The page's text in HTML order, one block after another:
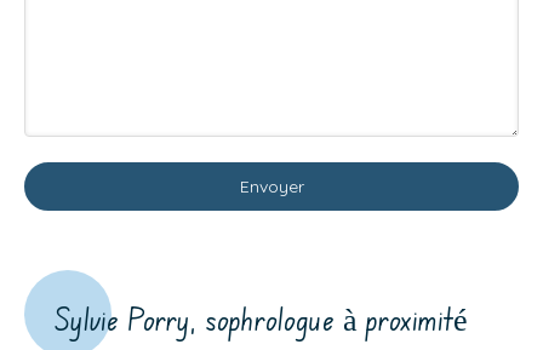
Envoyer
Sylvie Porry, sophrologue à proximité